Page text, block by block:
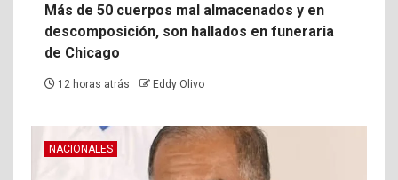
Más de 50 cuerpos mal almacenados y en
descomposición, son hallados en funeraria
de Chicago
12 horas atrás Eddy Olivo
NACIONALES